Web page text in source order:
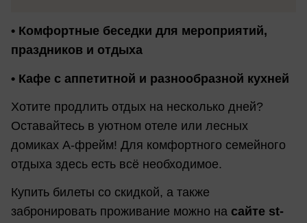
• Комфортные беседки для мероприятий,
праздников и отдыха
• Кафе с аппетитной и разнообразной кухней
Хотите продлить отдых на несколько дней?
Оставайтесь в уютном отеле или лесных
домиках А-фрейм! Для комфортного семейного
отдыха здесь есть всё необходимое.
Купить билеты со скидкой, а также
забронировать проживание можно на сайте st-